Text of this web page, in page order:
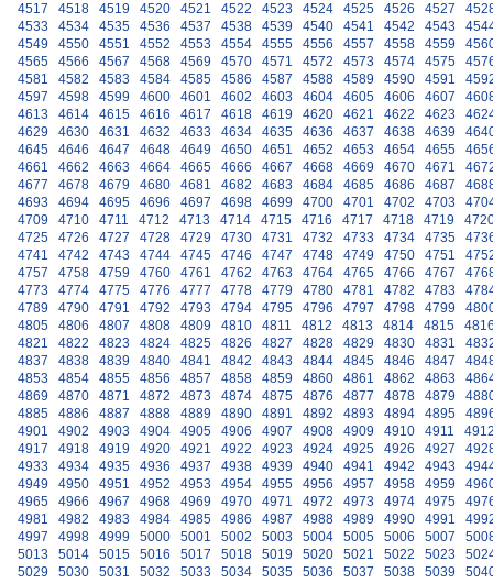
4517
4518 4519 4520 4521 4522 4523 4524 4525 4526 4527
4533
4534 4535 4536 4537 4538 4539 4540 4541 4542 4543
4549
4550 4551 4552 4553 4554 4555 4556 4557 4558 4559
4565
4566 4567 4568 4569 4570 4571 4572 4573 4574 4575
4581
4582 4583 4584 4585 4586 4587 4588 4589 4590 4591
4597
4598 4599 4600 4601 4602 4603 4604 4605 4606 4607
4613
4614 4615 4616 4617 4618 4619 4620 4621 4622 4623
4629
4630 4631 4632 4633 4634 4635 4636 4637 4638 4639
4645
4646 4647 4648 4649 4650 4651 4652 4653 4654 4655
4661
4662 4663 4664 4665 4666 4667 4668 4669 4670 4671
4677
4678 4679 4680 4681 4682 4683 4684 4685 4686 4687
4693
4694 4695 4696 4697 4698 4699 4700 4701 4702 4703
4709
4710 4711 4712 4713 4714 4715 4716 4717 4718 4719
4725
4726 4727 4728 4729 4730 4731 4732 4733 4734 4735
4741
4742 4743 4744 4745 4746 4747 4748 4749 4750 4751
4757
4758 4759 4760 4761 4762 4763 4764 4765 4766 4767
4773
4774 4775 4776 4777 4778 4779 4780 4781 4782 4783
4789
4790 4791 4792 4793 4794 4795 4796 4797 4798 4799
4805
4806 4807 4808 4809 4810 4811 4812 4813 4814 4815
4821
4822 4823 4824 4825 4826 4827 4828 4829 4830 4831
4837
4838 4839 4840 4841 4842 4843 4844 4845 4846 4847
4853
4854 4855 4856 4857 4858 4859 4860 4861 4862 4863
4869
4870 4871 4872 4873 4874 4875 4876 4877 4878 4879
4885
4886 4887 4888 4889 4890 4891 4892 4893 4894 4895
4901
4902 4903 4904 4905 4906 4907 4908 4909 4910 4911
4917
4918 4919 4920 4921 4922 4923 4924 4925 4926 4927
4933
4934 4935 4936 4937 4938 4939 4940 4941 4942 4943
4949
4950 4951 4952 4953 4954 4955 4956 4957 4958 4959
4965
4966 4967 4968 4969 4970 4971 4972 4973 4974 4975
4981
4982 4983 4984 4985 4986 4987 4988 4989 4990 4991
4997
4998 4999 5000 5001 5002 5003 5004 5005 5006 5007
5013
5014 5015 5016 5017 5018 5019 5020 5021 5022 5023
5029
5030 5031 5032 5033 5034 5035 5036 5037 5038 5039